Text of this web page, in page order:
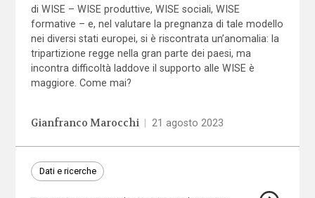
di WISE – WISE produttive, WISE sociali, WISE
formative – e, nel valutare la pregnanza di tale modello
nei diversi stati europei, si è riscontrata un’anomalia: la
tripartizione regge nella gran parte dei paesi, ma
incontra difficoltà laddove il supporto alle WISE è
maggiore. Come mai?
Gianfranco Marocchi 21 agosto 2023
Dati e ricerche